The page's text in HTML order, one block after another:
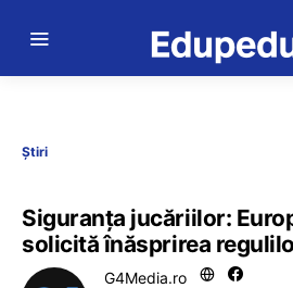
Știri
Siguranța jucăriilor:
solicită înăsprirea
G4Media.ro